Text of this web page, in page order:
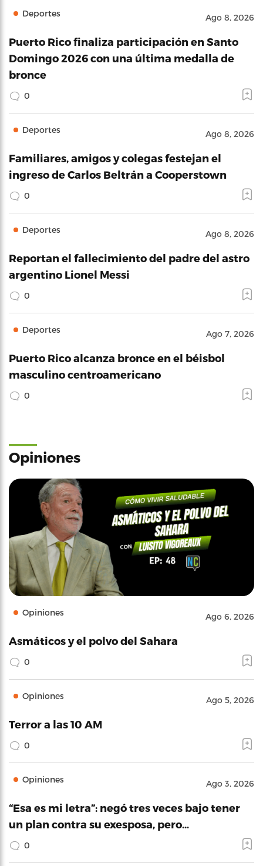
Deportes Ago 8, 2026
Puerto Rico finaliza participación en Santo
Domingo 2026 con una última medalla de
bronce
0
Deportes Ago 8, 2026
Familiares, amigos y colegas festejan el
ingreso de Carlos Beltrán a Cooperstown
0
Deportes Ago 8, 2026
Reportan el fallecimiento del padre del astro
argentino Lionel Messi
0
Deportes Ago 7, 2026
Puerto Rico alcanza bronce en el béisbol
masculino centroamericano
0
Opiniones
Opiniones Ago 6, 2026
Asmáticos y el polvo del Sahara
0
Opiniones Ago 5, 2026
Terror a las 10 AM
0
Opiniones Ago 3, 2026
“Esa es mi letra”: negó tres veces bajo tener
un plan contra su exesposa, pero…
0